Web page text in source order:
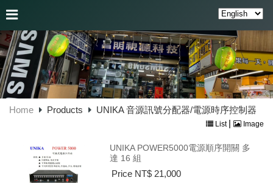
Home Products UNIKA 音源訊號分配器/電源時序控制器
List | Image
UNIKA POWER5000電源順序開關 多
達 16 組
Price NT$ 21,000